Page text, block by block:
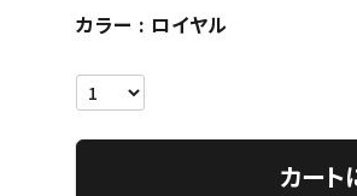
カラー ロイヤル
カート